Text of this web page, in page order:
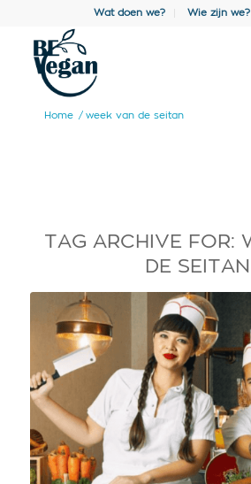
Wat doen we? Wie zijn we?
Home / week van de seitan
TAG ARCHIVE FOR:
DE SEITAN